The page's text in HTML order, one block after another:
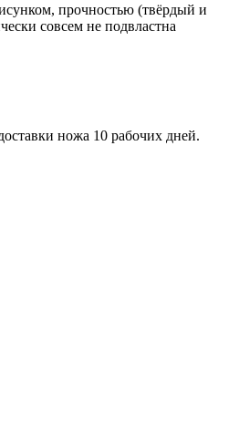
прочностью (твёрдый и
совсем не подвластна
ножа 10 рабочих дней.